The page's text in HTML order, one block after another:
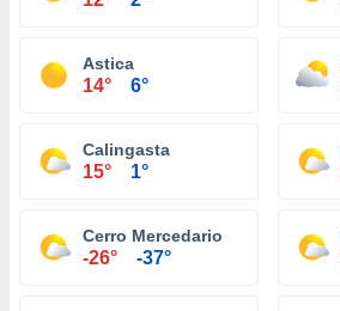
Astica
14° 6°
Calingasta
15° 1°
Cerro Mercedario
-26° -37°